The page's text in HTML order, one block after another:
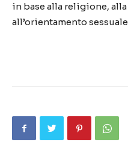
in base alla religione,
all’orientamento